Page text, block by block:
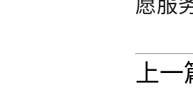
愿服
上